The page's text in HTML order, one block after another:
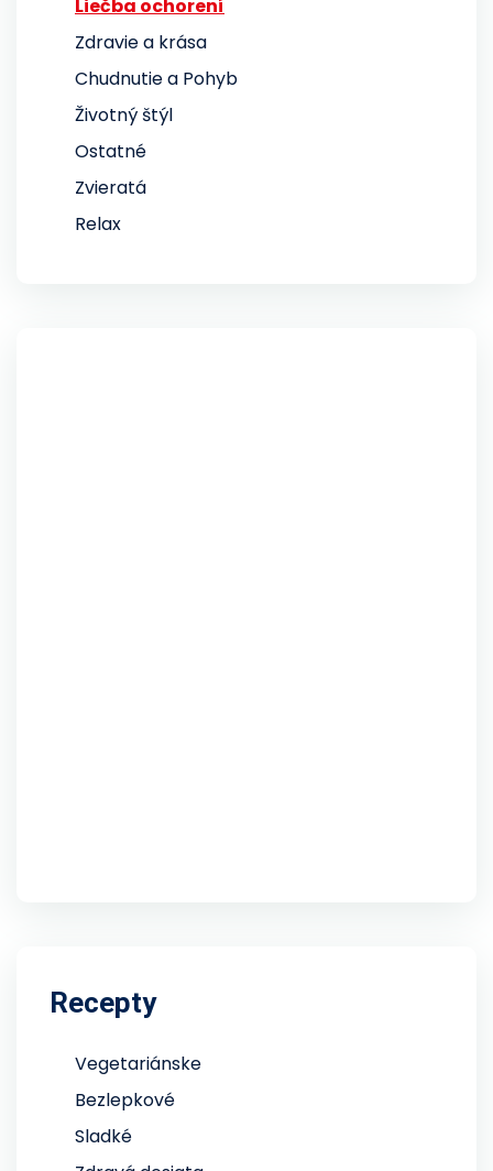
Liečba ochorení
Zdravie a krása
Chudnutie a Pohyb
Životný štýl
Ostatné
Zvieratá
Relax
Recepty
Vegetariánske
Bezlepkové
Sladké